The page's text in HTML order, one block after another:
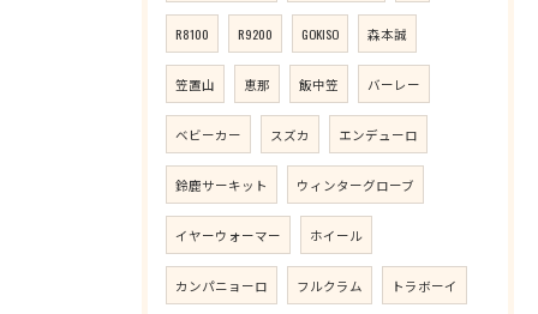
R8100 R9200 GOKISO 森本誠
笠置山 恵那 飯中笠 バーレー
ベビーカー スズカ エンデューロ
鈴鹿サーキット ウィンターグローブ
イヤーウォーマー ホイール
カンパニョーロ フルクラム トラボーイ